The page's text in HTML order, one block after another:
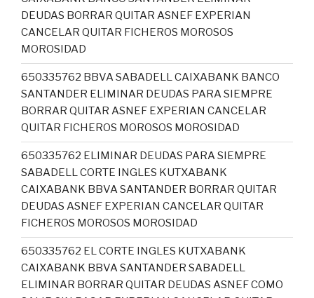
DEUDAS BORRAR QUITAR ASNEF EXPERIAN
CANCELAR QUITAR FICHEROS MOROSOS
MOROSIDAD
650335762 BBVA SABADELL CAIXABANK BANCO
SANTANDER ELIMINAR DEUDAS PARA SIEMPRE
BORRAR QUITAR ASNEF EXPERIAN CANCELAR
QUITAR FICHEROS MOROSOS MOROSIDAD
650335762 ELIMINAR DEUDAS PARA SIEMPRE
SABADELL CORTE INGLES KUTXABANK
CAIXABANK BBVA SANTANDER BORRAR QUITAR
DEUDAS ASNEF EXPERIAN CANCELAR QUITAR
FICHEROS MOROSOS MOROSIDAD
650335762 EL CORTE INGLES KUTXABANK
CAIXABANK BBVA SANTANDER SABADELL
ELIMINAR BORRAR QUITAR DEUDAS ASNEF COMO